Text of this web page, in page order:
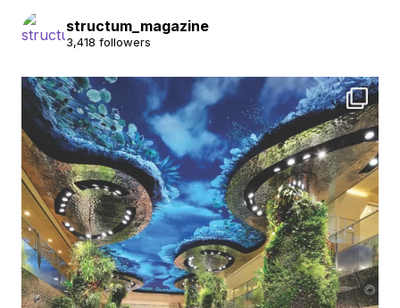
structum_magazine
3,418 followers